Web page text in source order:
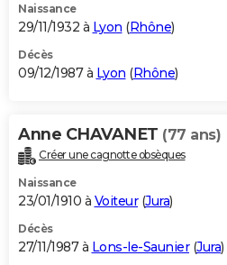
Naissance
29/11/1932 à Lyon (Rhône)
Décès
09/12/1987 à Lyon (Rhône)
Anne CHAVANET (77 ans)
Créer une cagnotte obsèques
Naissance
23/01/1910 à Voiteur(Jura)
Décès
27/11/1987 à Lons-le-Saunier(Jura)